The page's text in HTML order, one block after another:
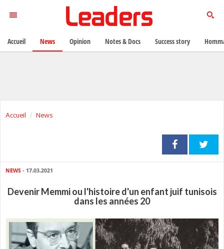
Accueil News
NEWS - 17.03.2021
Devenir Memmi ou l'histoire d'un enfant juif tunisois
dans les années 20
Accueil News Opinion Notes & Docs Success story